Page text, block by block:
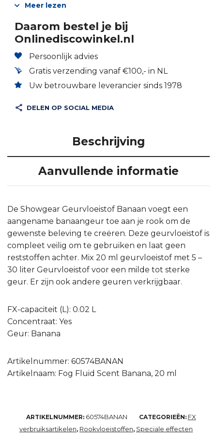
Meer lezen
Daarom bestel je bij
Onlinediscowinkel.nl
Persoonlijk advies
Gratis verzending vanaf €100,- in NL
Uw betrouwbare leverancier sinds 1978
DELEN OP SOCIAL MEDIA
Beschrijving
Aanvullende informatie
De Showgear Geurvloeistof Banaan voegt een
aangename banaangeur toe aan je rook om de
gewenste beleving te creëren. Deze geurvloeistof is
compleet veilig om te gebruiken en laat geen
reststoffen achter. Mix 20 ml geurvloeistof met 5 –
30 liter Geurvloeistof voor een milde tot sterke
geur. Er zijn ook andere geuren verkrijgbaar.
FX-capaciteit (L): 0.02 L
Concentraat: Yes
Geur: Banana
Artikelnummer: 60574BANAN
Artikelnaam: Fog Fluid Scent Banana, 20 ml
ARTIKELNUMMER: 60574BANAN CATEGORIEËN: FX
verbruiksartikelen, Rookvloeistoffen, Speciale effecten